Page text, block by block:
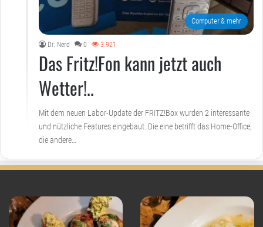
Computer & mehr
Dr. Nerd 0 3.921
Das Fritz!Fon kann jetzt auch
Wetter!..
Mit dem neuen Labor-Update der FRITZ!Box wurden 2 interessante
und nützliche Features eingebaut. Die eine betrifft das Home-Office,
die andere…